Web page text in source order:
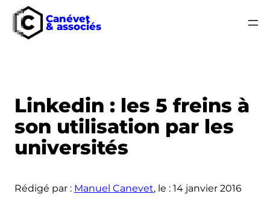
Canévet
& associés
Linkedin : les 5 freins à
son utilisation par les
universités
Rédigé par : Manuel Canevet, le : 14 janvier 2016